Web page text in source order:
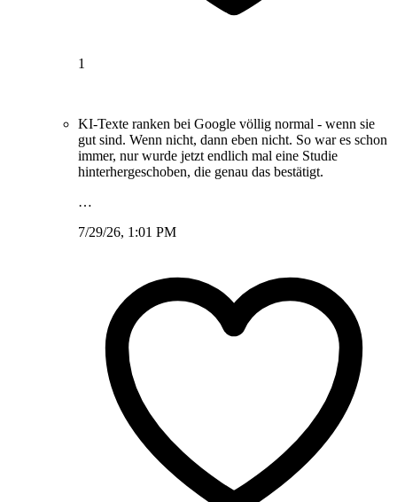
1
KI-Texte ranken bei Google völlig normal - wenn sie
gut sind. Wenn nicht, dann eben nicht. So war es schon
immer, nur wurde jetzt endlich mal eine Studie
hinterhergeschoben, die genau das bestätigt.
…
7/29/26, 1:01 PM